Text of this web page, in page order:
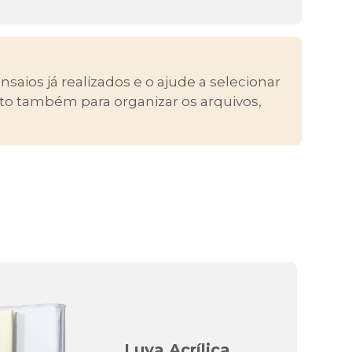
já realizados e o ajude a selecionar
também para organizar os arquivos,